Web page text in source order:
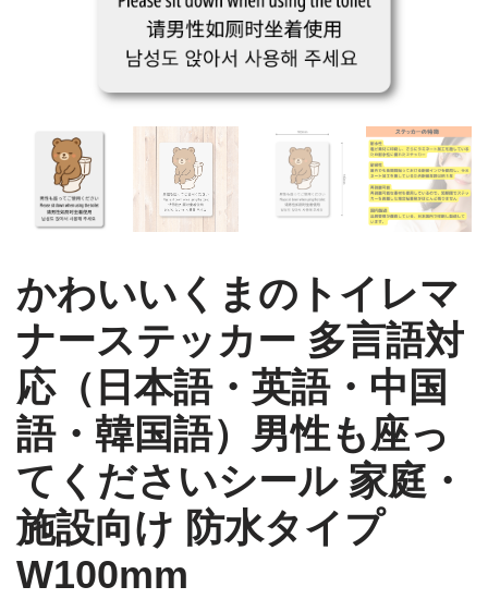
かわいいくまのトイレマ
ナーステッカー 多言語対
応（日本語・英語・中国
語・韓国語）男性も座っ
てくださいシール 家庭・
施設向け 防水タイプ
W100mm